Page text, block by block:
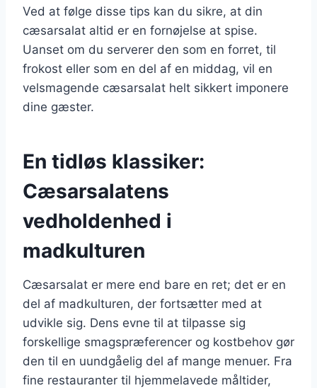
Ved at følge disse tips kan du sikre, at din
cæsarsalat altid er en fornøjelse at spise.
Uanset om du serverer den som en forret, til
frokost eller som en del af en middag, vil en
velsmagende cæsarsalat helt sikkert imponere
dine gæster.
En tidløs klassiker:
Cæsarsalatens
vedholdenhed i
madkulturen
Cæsarsalat er mere end bare en ret; det er en
del af madkulturen, der fortsætter med at
udvikle sig. Dens evne til at tilpasse sig
forskellige smagspræferencer og kostbehov gør
den til en uundgåelig del af mange menuer. Fra
fine restauranter til hjemmelavede måltider,